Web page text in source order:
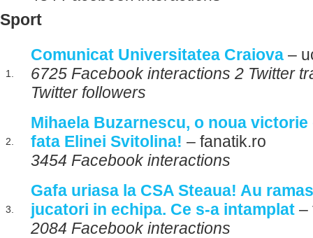
Sport
1.
Comunicat Universitatea Craiova –
6725 Facebook interactions 2 Twitter
Twitter followers
2.
Mihaela Buzarnescu, o noua
fata Elinei Svitolina! – fanatik.ro
3454 Facebook interactions
3.
Gafa uriasa la CSA Steaua! Au
jucatori in echipa. Ce s-a intamplat –
2084 Facebook interactions